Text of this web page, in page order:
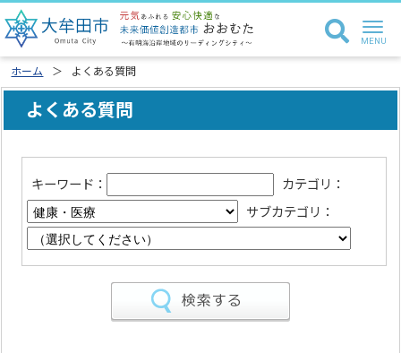
ホーム よくある質問
よくある質問
キーワード：
カテゴリ：
サブカテゴリ：